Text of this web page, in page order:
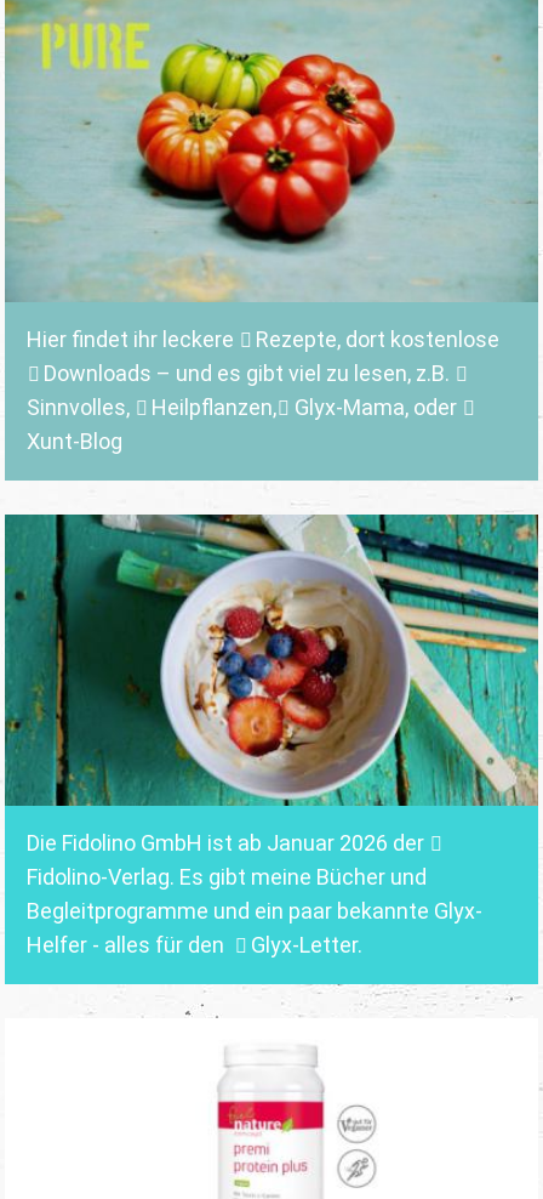
Hier findet ihr leckere Rezepte, dort kostenlose
Downloads – und es gibt viel zu lesen, z.B.
Sinnvolles, Heilpflanzen, Glyx-Mama,oder
Xunt-Blog
Die Fidolino GmbH ist ab Januar 2026 der
Fidolino-Verlag. Es gibt meine Bücher und
Begleitprogramme und ein paar bekannte Glyx-
Helfer - alles für den
Glyx-Letter.